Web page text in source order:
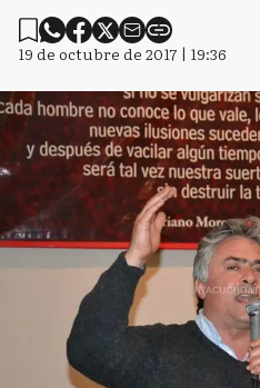
19 de octubre de 2017 | 19:36